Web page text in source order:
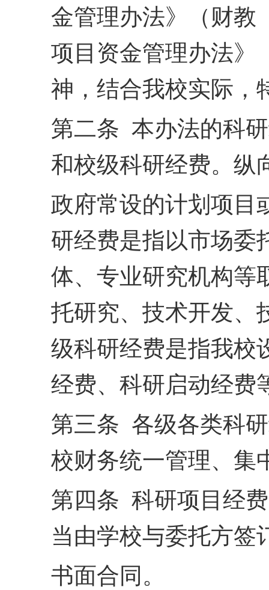
金管理办法》（财教
项目资金管理办法》
神，结合我校实际，
第二条 本办法的科
和校级科研经费。纵
政府常设的计划项目
研经费是指以市场委
体、 专业研究机构等
托研究、 技术开发、
级科研经费是指我校
经费、科研启动经费
第三条 各级各类科
校财务统一管理、集
第四条 科研项目经
当由学校与委托方签
书面合同。